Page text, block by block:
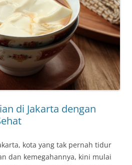
di Jakarta dengan
kota yang tak pernah tidur
dan kemegahannya, kini mulai